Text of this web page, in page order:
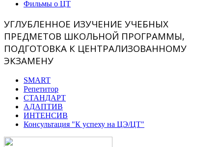
Фильмы о ЦТ
УГЛУБЛЕННОЕ ИЗУЧЕНИЕ УЧЕБНЫХ
ПРЕДМЕТОВ ШКОЛЬНОЙ ПРОГРАММЫ,
ПОДГОТОВКА К ЦЕНТРАЛИЗОВАННОМУ
ЭКЗАМЕНУ
SMART
Репетитор
СТАНДАРТ
АДАПТИВ
ИНТЕНСИВ
Консультация "К успеху на ЦЭ/ЦТ"